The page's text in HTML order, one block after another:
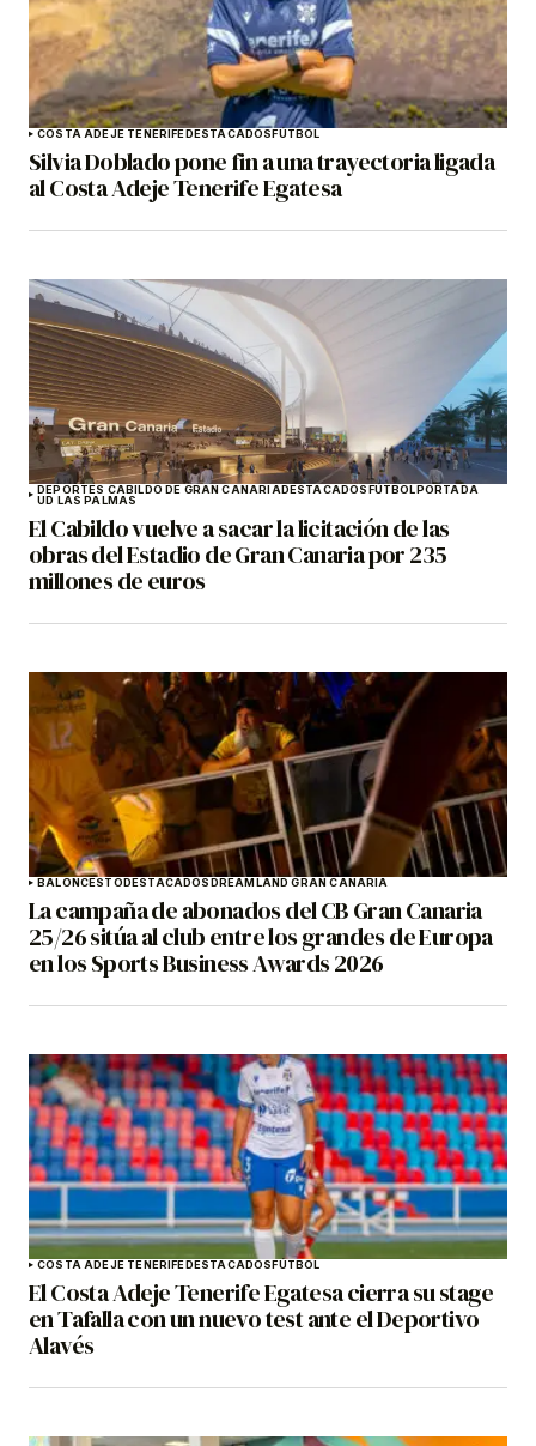
COSTA ADEJE TENERIFEDESTACADOSFÚTBOL
Silvia Doblado pone fin a una trayectoria ligada
al Costa Adeje Tenerife Egatesa
DEPORTES CABILDO DE GRAN CANARIADESTACADOSFÚTBOLPORTADA
UD LAS PALMAS
El Cabildo vuelve a sacar la licitación de las
obras del Estadio de Gran Canaria por 235
millones de euros
BALONCESTODESTACADOSDREAMLAND GRAN CANARIA
La campaña de abonados del CB Gran Canaria
25/26 sitúa al club entre los grandes de Europa
en los Sports Business Awards 2026
COSTA ADEJE TENERIFEDESTACADOSFÚTBOL
El Costa Adeje Tenerife Egatesa cierra su stage
en Tafalla con un nuevo test ante el Deportivo
Alavés